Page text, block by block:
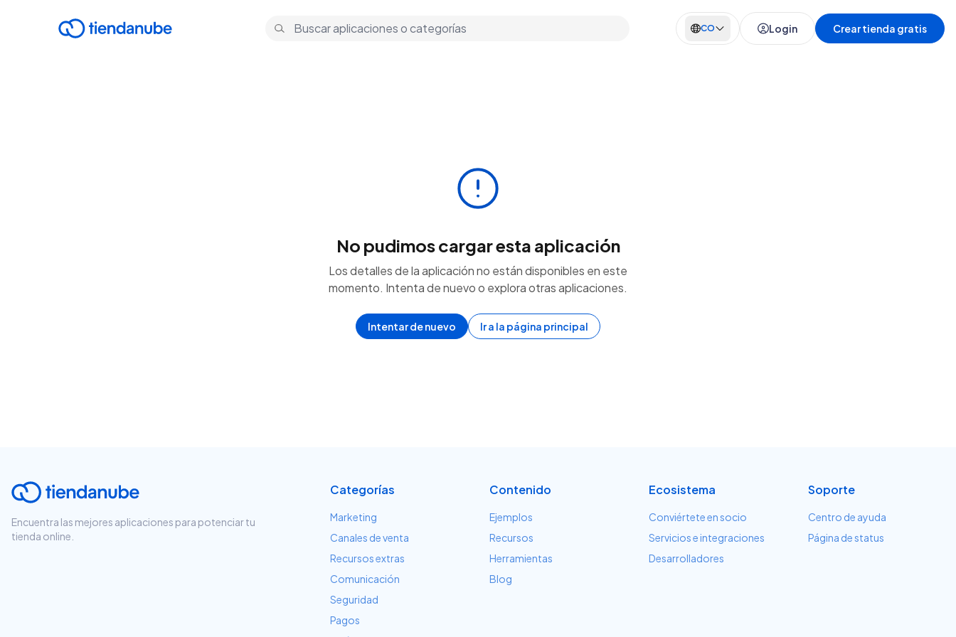
CO Login Crear tienda gratis
No pudimos cargar esta aplicación
Los detalles de la aplicación no están disponibles en este
momento. Intenta de nuevo o explora otras aplicaciones.
Intentar de nuevo Ir a la página principal
Encuentra las mejores aplicaciones para potenciar tu
tienda online.
Categorías
Marketing
Canales de venta
Recursos extras
Comunicación
Seguridad
Pagos
Contenido
Ejemplos
Recursos
Herramientas
Blog
Ecosistema
Conviértete en socio
Servicios e integraciones
Desarrolladores
Soporte
Centro de ayuda
Página de status